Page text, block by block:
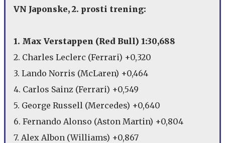
VN Japonske, 2. prosti trening:
1. Max Verstappen (Red Bull) 1:30,688
2. Charles Leclerc (Ferrari) +0,320
3. Lando Norris (McLaren) +0,464
4. Carlos Sainz (Ferrari) +0,549
5. George Russell (Mercedes) +0,640
6. Fernando Alonso (Aston Martin) +0,804
7. Alex Albon (Williams) +0,867